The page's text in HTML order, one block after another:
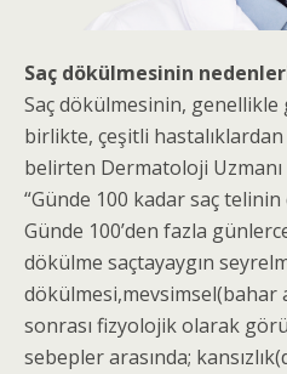
Saç dökülmesinin
Saç dökülmesinin,
birlikte, çeşitli
belirten Dermatoloji
“Günde 100 kadar saç
Günde 100’den fazla
dökülme saçtayaygın
dökülmesi,mevsimsel(bahar
sonrası fizyolojik olarak
sebepler arasında;